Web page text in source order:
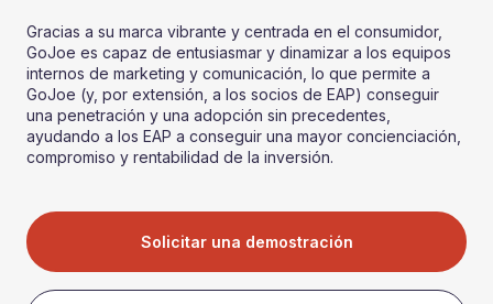
Gracias a su marca vibrante y centrada en el consumidor,
GoJoe es capaz de entusiasmar y dinamizar a los equipos
internos de marketing y comunicación, lo que permite a
GoJoe (y, por extensión, a los socios de EAP) conseguir
una penetración y una adopción sin precedentes,
ayudando a los EAP a conseguir una mayor concienciación,
compromiso y rentabilidad de la inversión.
Solicitar una demostración